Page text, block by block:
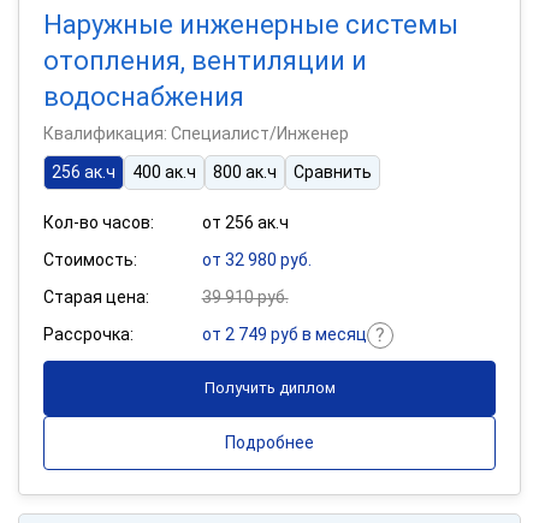
Наружные инженерные системы
отопления, вентиляции и
водоснабжения
Квалификация: Специалист/Инженер
256 ак.ч
400 ак.ч 800 ак.ч Сравнить
Кол-во часов:
от 256 ак.ч
Стоимость:
от 32 980 руб.
Старая цена:
39 910 руб.
Рассрочка:
от 2 749 руб в месяц
Получить диплом
Подробнее